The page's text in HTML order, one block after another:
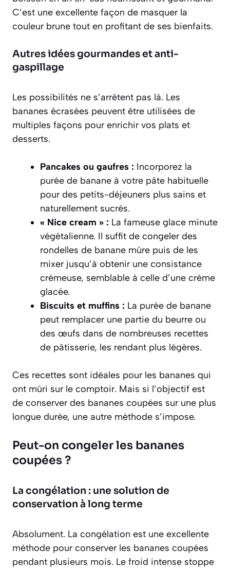
C’est une excellente façon de masquer la
couleur brune tout en profitant de ses bienfaits.
Autres idées gourmandes et anti-
gaspillage
Les possibilités ne s’arrêtent pas là. Les
bananes écrasées peuvent être utilisées de
multiples façons pour enrichir vos plats et
desserts.
Pancakes ou gaufres : Incorporez la
purée de banane à votre pâte habituelle
pour des petits-déjeuners plus sains et
naturellement sucrés.
« Nice cream » : La fameuse glace minute
végétalienne. Il suffit de congeler des
rondelles de banane mûre puis de les
mixer jusqu’à obtenir une consistance
crémeuse, semblable à celle d’une crème
glacée.
Biscuits et muffins : La purée de banane
peut remplacer une partie du beurre ou
des œufs dans de nombreuses recettes
de pâtisserie, les rendant plus légères.
Ces recettes sont idéales pour les bananes qui
ont mûri sur le comptoir. Mais si l’objectif est
de conserver des bananes coupées sur une plus
longue durée, une autre méthode s’impose.
Peut-on congeler les bananes
coupées ?
La congélation : une solution de
conservation à long terme
Absolument. La congélation est une excellente
méthode pour conserver les bananes coupées
pendant plusieurs mois. Le froid intense stoppe